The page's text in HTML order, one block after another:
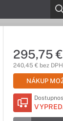
295,75 €
240,45 € bez DPH
NÁKUP